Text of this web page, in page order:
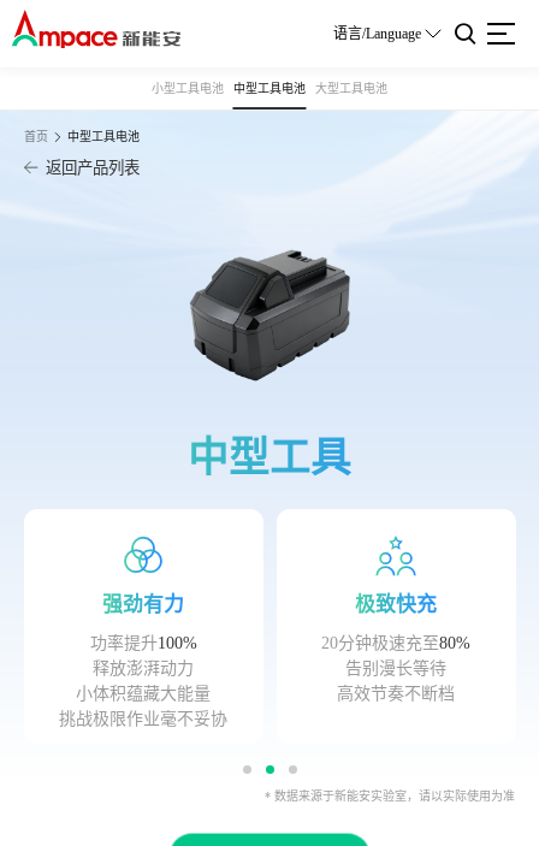
语言/Language
小型工具电池 中型工具电池 大型工具电池
首页 中型工具电池
返回产品列表
中型工具
强劲有力
功率提升100%
释放澎湃动力
小体积蕴藏大能量
挑战极限作业毫不妥协
极致快充
20分钟极速充至80%
告别漫长等待
高效节奏不断档
* 数据来源于新能安实验室，请以实际使用为准